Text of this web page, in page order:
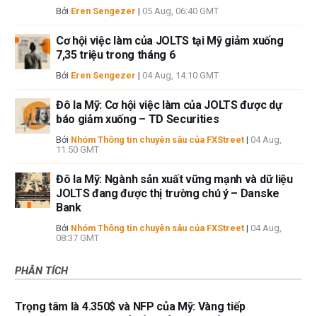
Bởi Eren Sengezer | 05 Aug, 06:40 GMT
Cơ hội việc làm của JOLTS tại Mỹ giảm xuống
7,35 triệu trong tháng 6
Bởi Eren Sengezer | 04 Aug, 14:10 GMT
Đô la Mỹ: Cơ hội việc làm của JOLTS được dự
báo giảm xuống – TD Securities
Bởi Nhóm Thông tin chuyên sâu của FXStreet | 04 Aug,
11:50 GMT
Đô la Mỹ: Ngành sản xuất vững mạnh và dữ liệu
JOLTS đang được thị trường chú ý – Danske
Bank
Bởi Nhóm Thông tin chuyên sâu của FXStreet | 04 Aug,
08:37 GMT
PHÂN TÍCH
Trọng tâm là 4.350$ và NFP của Mỹ: Vàng tiếp